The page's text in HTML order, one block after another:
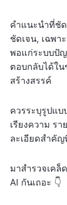
คำแนะนำที่ชั
ชัดเจน, เฉพา
พอแก่ระบบปั
ตอบกลับได้ใ
สร้างสรรค์
ควรระบุรูปแ
เรียงความ ร
ละเอียดสำคั
มาสำรวจเคล็
AI กันเถอะ 👇